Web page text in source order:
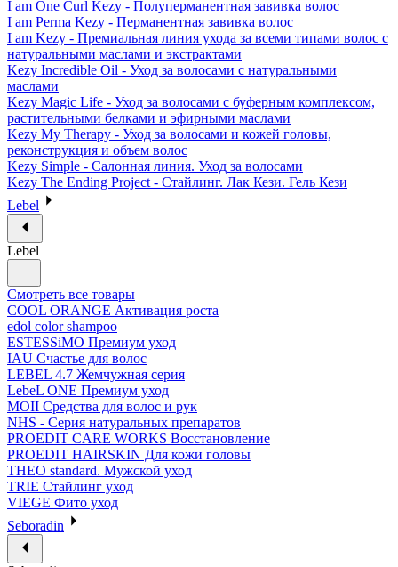
I am One Curl Kezy - Полуперманентная завивка волос
I am Perma Kezy - Перманентная завивка волос
I am Kezy - Премиальная линия ухода за всеми типами волос с
натуральными маслами и экстрактами
Kezy Incredible Oil - Уход за волосами с натуральными
маслами
Kezy Magic Life - Уход за волосами с буферным комплексом,
растительными белками и эфирными маслами
Kezy My Therapy - Уход за волосами и кожей головы,
реконструкция и объем волос
Kezy Simple - Салонная линия. Уход за волосами
Kezy The Ending Project - Стайлинг. Лак Кези. Гель Кези
Lebel
Lebel
Смотреть все товары
COOL ORANGE Активация роста
edol color shampoo
ESTESSiMO Премиум уход
IAU Счастье для волос
LEBEL 4.7 Жемчужная серия
LebeL ONE Премиум уход
MOII Средства для волос и рук
NHS - Серия натуральных препаратов
PROEDIT CARE WORKS Восстановление
PROEDIT HAIRSKIN Для кожи головы
THEO standard. Мужской уход
TRIE Стайлинг уход
VIEGE Фито уход
Seboradin